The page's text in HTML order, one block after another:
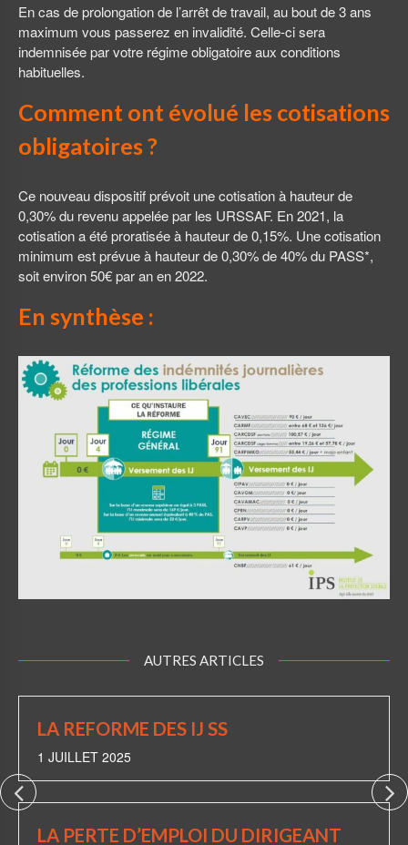
En cas de prolongation de l’arrêt de travail, au bout de 3 ans
maximum vous passerez en invalidité. Celle-ci sera
indemnisée par votre régime obligatoire aux conditions
habituelles.
Comment ont évolué les cotisations
obligatoires ?
Ce nouveau dispositif prévoit une cotisation à hauteur de
0,30% du revenu appelée par les URSSAF. En 2021, la
cotisation a été proratisée à hauteur de 0,15%. Une cotisation
minimum est prévue à hauteur de 0,30% de 40% du PASS*,
soit environ 50€ par an en 2022.
En synthèse :
AUTRES ARTICLES
LA REFORME DES IJ SS
1 JUILLET 2025
LA PERTE D’EMPLOI DU DIRIGEANT